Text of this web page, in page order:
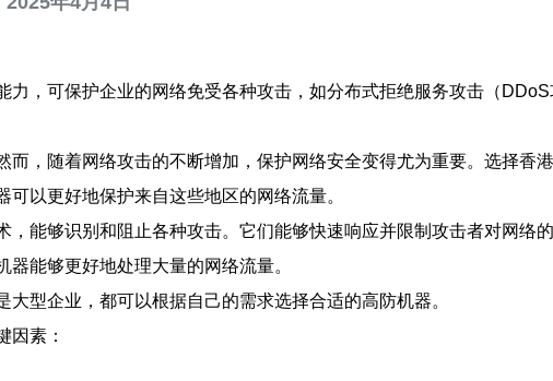
，可保护企业的网络免受各种攻击，如分布式拒绝服务攻击（
，随着网络攻击的不断增加，保护网络安全变得尤为重要。选择香
以更好地保护来自这些地区的网络流量。
能够识别和阻止各种攻击。它们能够快速响应并限制攻击者对网络的
能够更好地处理大量的网络流量。
型企业，都可以根据自己的需求选择合适的高防机器。
因素：